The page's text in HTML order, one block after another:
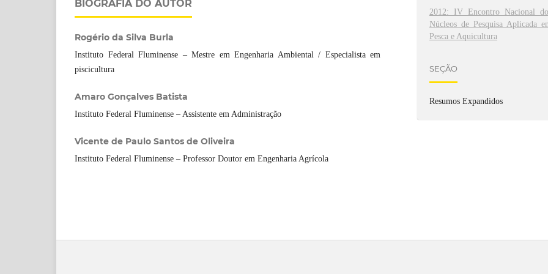
BIOGRAFIA DO AUTOR
Rogério da Silva Burla
Instituto Federal Fluminense – Mestre em Engenharia Ambiental / Especialista em
piscicultura
Amaro Gonçalves Batista
Instituto Federal Fluminense – Assistente em Administração
Vicente de Paulo Santos de Oliveira
Instituto Federal Fluminense – Professor Doutor em Engenharia Agrícola
2012: IV Encontro Nacional
Núcleos de Pesquisa Aplicada
Pesca e Aquicultura
SEÇÃO
Resumos Expandidos